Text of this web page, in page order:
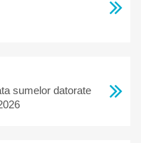
sumelor datorate